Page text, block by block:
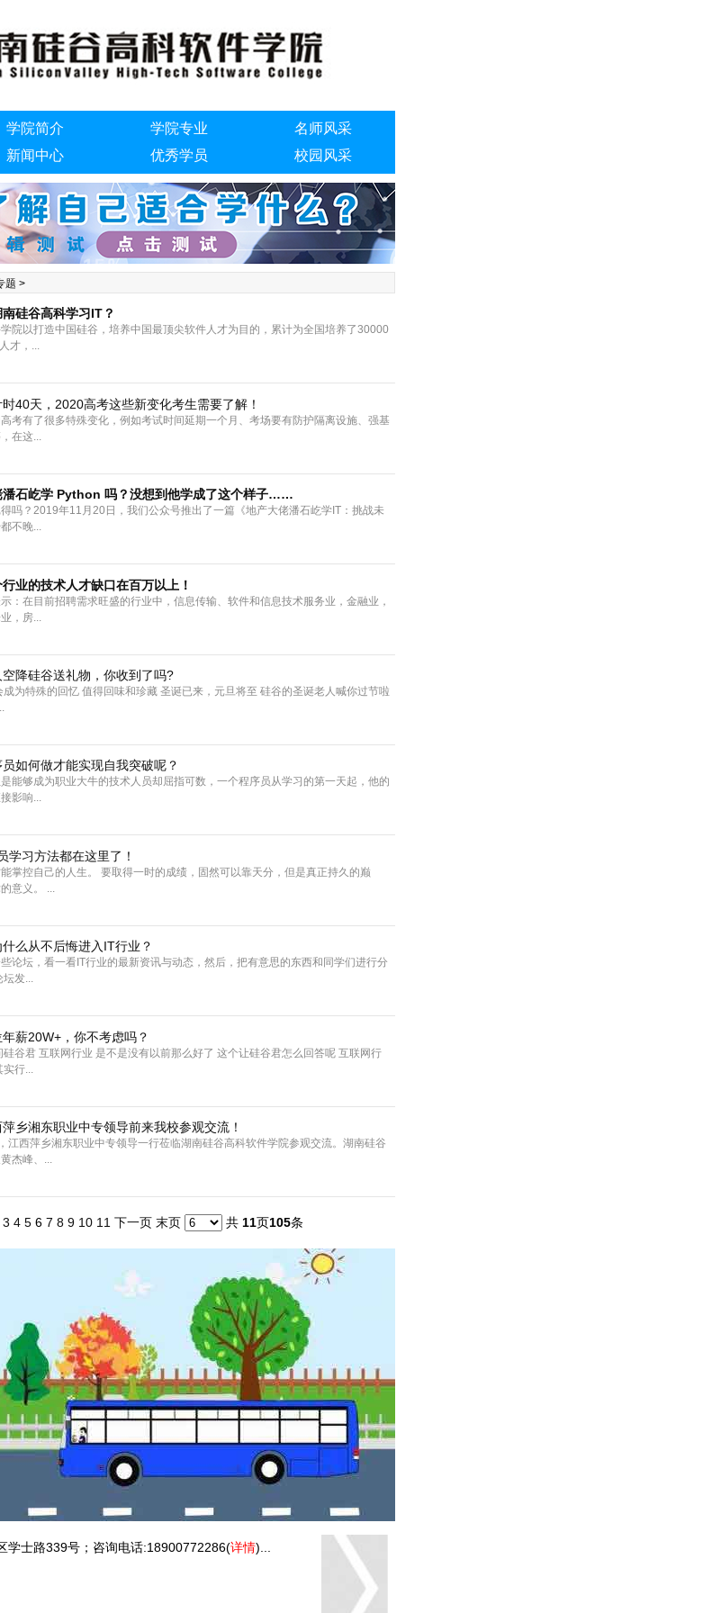
学院简介 学院专业
名师风采
新闻中心 优秀学员
校园风采
题 >
硅谷高科学习IT？
院以打造中国硅谷，培养中国最顶尖软件人才为目的，累计为全国培养了30000
才，...
40天，2020高考这些新变化考生需要了解！
考有了很多特殊变化，例如考试时间延期一个月、考场要有防护隔离设施、强基
在这...
潘石屹学 Python 吗？没想到他学成了这个样子……
吗？2019年11月20日，我们公众号推出了一篇《地产大佬潘石屹学IT：挑战未
不晚...
业的技术人才缺口在百万以上！
：在目前招聘需求旺盛的行业中，信息传输、软件和信息技术服务业，金融业，
，房...
降硅谷送礼物，你收到了吗?
为特殊的回忆 值得回味和珍藏 圣诞已来，元旦将至 硅谷的圣诞老人喊你过节啦
如何做才能实现自我突破呢？
能够成为职业大牛的技术人员却屈指可数，一个程序员从学习的第一天起，他的
影响...
学习方法都在这里了！
掌控自己的人生。 要取得一时的成绩，固然可以靠天分，但是真正持久的巅
意义。 ...
么从不后悔进入IT行业？
论坛，看一看IT行业的最新资讯与动态，然后，把有意思的东西和同学们进行分
坛发...
薪20W+，你不考虑吗？
谷君 互联网行业 是不是没有以前那么好了 这个让硅谷君怎么回答呢 互联网行
行...
乡湘东职业中专领导前来我校参观交流！
江西萍乡湘东职业中专领导一行莅临湖南硅谷高科软件学院参观交流。湖南硅谷
杰峰、...
3 4 5 6 7 8 9 10 11 下一页 末页 共 11页105条
学士路339号；咨询电话:18900772286(详情)...